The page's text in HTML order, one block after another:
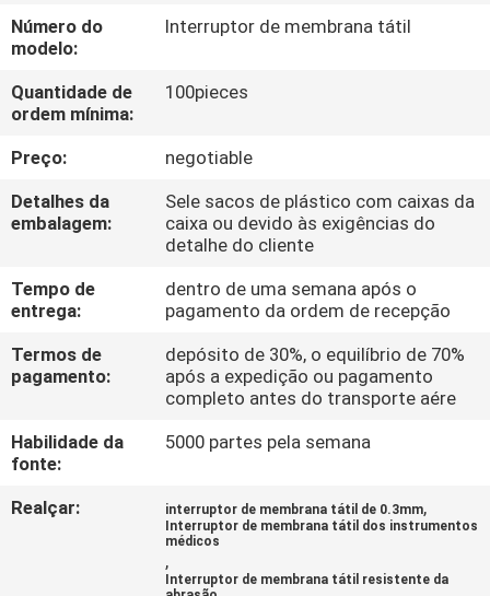
EXCURSÃO
DA
FÁBRICA
CONTROLE
DA
NOS
PEÇA
UMAS
CITAÇÕES
Número do
modelo:
Interruptor de membrana tátil
Quantidade de
ordem mínima:
100pieces
Preço:
negotiable
Detalhes da
embalagem:
Sele sacos de plástico com caixas da
caixa ou devido às exigências do
detalhe do cliente
Tempo de
entrega:
dentro de uma semana após o
pagamento da ordem de recepção
Termos de
pagamento:
depósito de 30%, o equilíbrio de 70%
após a expedição ou pagamento
completo antes do transporte aére
Habilidade da
fonte:
5000 partes pela semana
Realçar: interruptor de membrana tátil de 0.3mm,
Interruptor de membrana tátil dos instrumentos
médicos
,
Interruptor de membrana tátil resistente da